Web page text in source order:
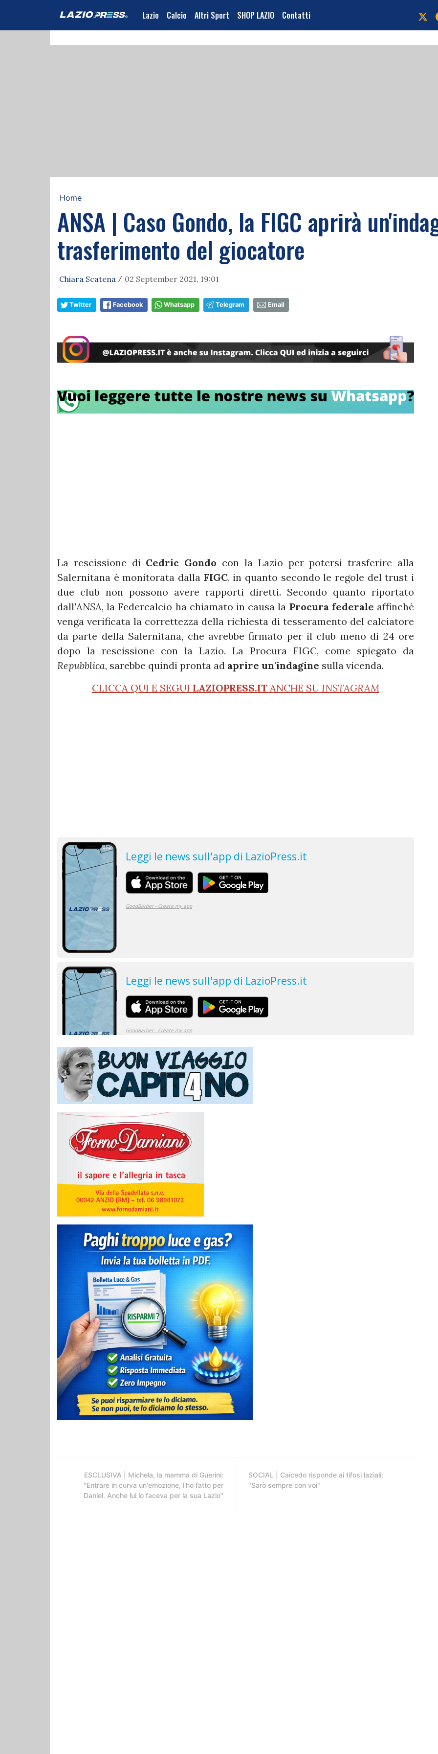
Lazio Calcio Altri Sport SHOP LAZIO Contatti
Home
ANSA | Caso Gondo, la FIGC aprirà
trasferimento del giocatore
Chiara Scatena / 02 September 2021, 19:01
Twitter Facebook Whatsapp Telegram Email
La rescissione di Cedric Gondo con la Lazio per potersi trasferire alla
Salernitana è monitorata dalla FIGC, in quanto secondo le regole del trust i
due club non possono avere rapporti diretti. Secondo quanto riportato
dall'ANSA, la Federcalcio ha chiamato in causa la Procura federale affinché
venga verificata la correttezza della richiesta di tesseramento del calciatore
da parte della Salernitana, che avrebbe firmato per il club meno di 24 ore
dopo la rescissione con la Lazio. La Procura FIGC, come spiegato da
Repubblica, sarebbe quindi pronta ad aprire un'indagine sulla vicenda.
CLICCA QUI E SEGUI LAZIOPRESS.IT ANCHE SU INSTAGRAM
ESCLUSIVA | Michela, la mamma di Guerini:
"Entrare in curva un'emozione, l'ho fatto per
Daniel. Anche lui lo faceva per la sua Lazio"
SOCIAL | Caicedo risponde ai tifosi laziali:
"Sarò sempre con voi"